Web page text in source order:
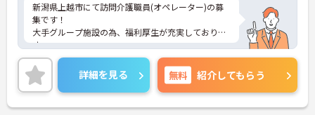
新潟県上越市にて訪問介護職員(オペレーター)の募
集です！
大手グループ施設の為、福利厚生が充実しておりま
す。
ヘルパー・オペレーター・看護職員の3名体制で安
心して業務ができます。日勤のみでリフレッシュ休
暇もありプライベートとの両立も可能♪
社内研修制度も充実しており、キャリアアップを目
指す方にもおすすめです。
詳細を見る 無料 紹介してもらう